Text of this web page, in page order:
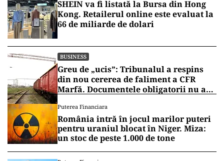
SHEIN va fi listată la Bursa din Hong
Kong. Retailerul online este evaluat la
66 de miliarde de dolari
BUSINESS
Greu de „ucis”: Tribunalul a respins
din nou cererea de faliment a CFR
Marfă. Documentele obligatorii nu au
Puterea Financiara
România intră în jocul marilor puteri
pentru uraniul blocat în Niger. Miza:
un stoc de peste 1.000 de tone